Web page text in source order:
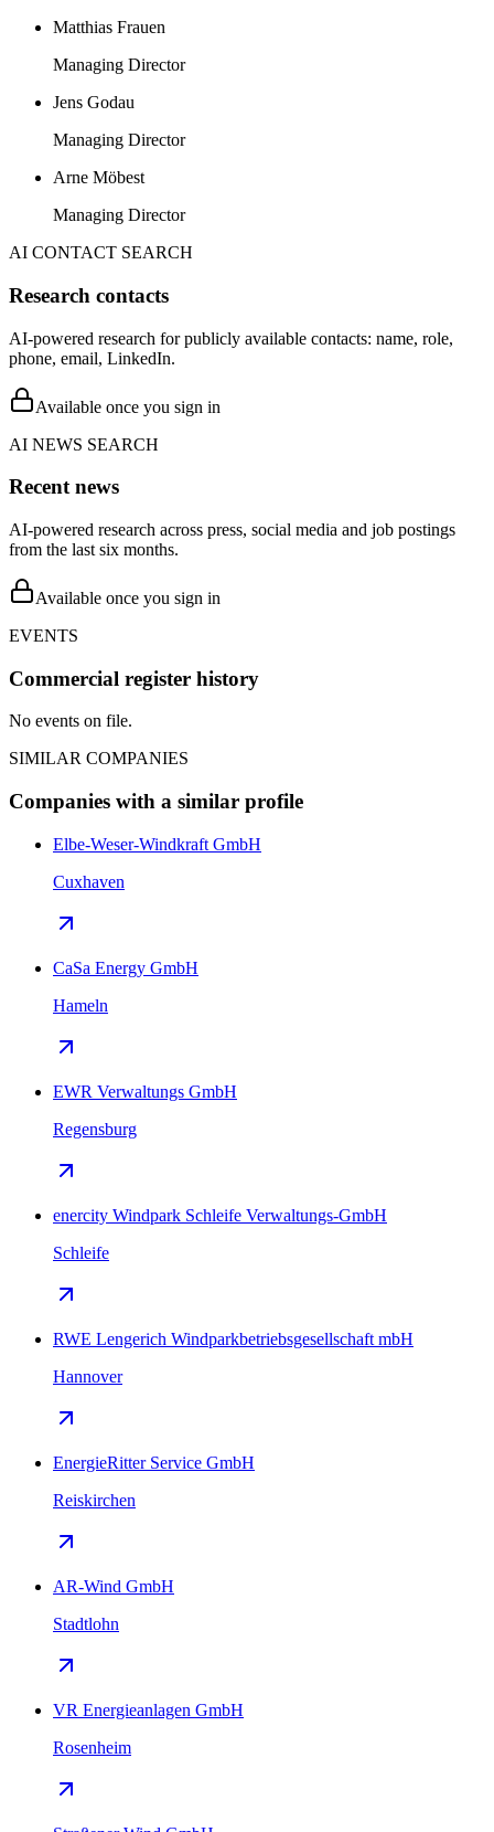
Matthias Frauen
Managing Director
Jens Godau
Managing Director
Arne Möbest
Managing Director
AI CONTACT SEARCH
Research contacts
AI-powered research for publicly available contacts: name, role,
phone, email, LinkedIn.
Available once you sign in
AI NEWS SEARCH
Recent news
AI-powered research across press, social media and job postings
from the last six months.
Available once you sign in
EVENTS
Commercial register history
No events on file.
SIMILAR COMPANIES
Companies with a similar profile
Elbe-Weser-Windkraft GmbH
Cuxhaven
CaSa Energy GmbH
Hameln
EWR Verwaltungs GmbH
Regensburg
enercity Windpark Schleife Verwaltungs-GmbH
Schleife
RWE Lengerich Windparkbetriebsgesellschaft mbH
Hannover
EnergieRitter Service GmbH
Reiskirchen
AR-Wind GmbH
Stadtlohn
VR Energieanlagen GmbH
Rosenheim